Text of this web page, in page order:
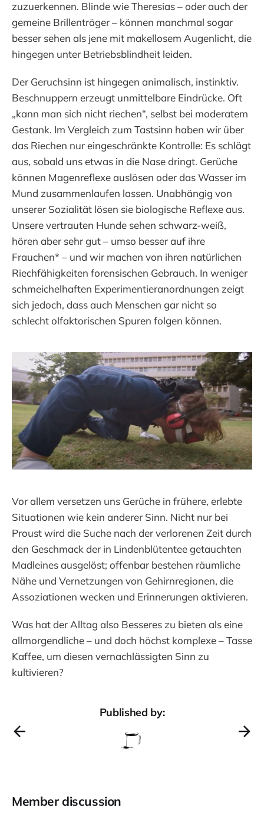
zuzuerkennen. Blinde wie Theresias – oder auch der
gemeine Brillenträger – können manchmal sogar
besser sehen als jene mit makellosem Augenlicht, die
hingegen unter Betriebsblindheit leiden.
Der Geruchsinn ist hingegen animalisch, instinktiv.
Beschnuppern erzeugt unmittelbare Eindrücke. Oft
„kann man sich nicht riechen“, selbst bei moderatem
Gestank. Im Vergleich zum Tastsinn haben wir über
das Riechen nur eingeschränkte Kontrolle: Es schlägt
aus, sobald uns etwas in die Nase dringt. Gerüche
können Magenreflexe auslösen oder das Wasser im
Mund zusammenlaufen lassen. Unabhängig von
unserer Sozialität lösen sie biologische Reflexe aus.
Unsere vertrauten Hunde sehen schwarz-weiß,
hören aber sehr gut – umso besser auf ihre
Frauchen* – und wir machen von ihren natürlichen
Riechfähigkeiten forensischen Gebrauch. In weniger
schmeichelhaften Experimentieranordnungen zeigt
sich jedoch, dass auch Menschen gar nicht so
schlecht olfaktorischen Spuren folgen können.
Vor allem versetzen uns Gerüche in frühere, erlebte
Situationen wie kein anderer Sinn. Nicht nur bei
Proust wird die Suche nach der verlorenen Zeit durch
den Geschmack der in Lindenblütentee getauchten
Madleines ausgelöst; offenbar bestehen räumliche
Nähe und Vernetzungen von Gehirnregionen, die
Assoziationen wecken und Erinnerungen aktivieren.
Was hat der Alltag also Besseres zu bieten als eine
allmorgendliche – und doch höchst komplexe – Tasse
Kaffee, um diesen vernachlässigten Sinn zu
kultivieren?
Published by:
Member discussion